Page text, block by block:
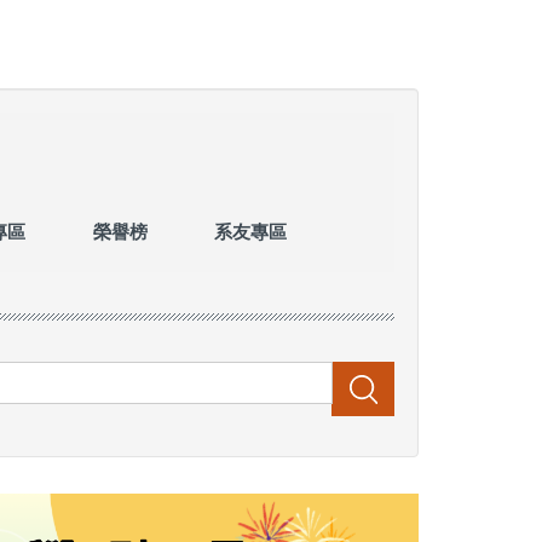
區 榮譽榜 系友專區
搜尋